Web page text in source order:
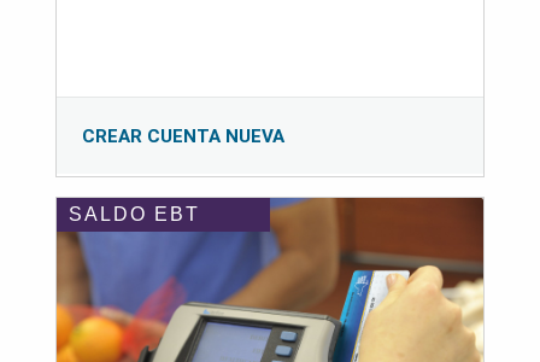
CREAR CUENTA NUEVA
SALDO EBT